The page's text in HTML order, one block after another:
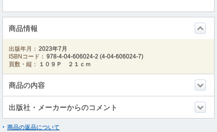
商品情報
出版年月： 2023年7月
ISBNコード： 978-4-04-606024-2 (4-04-606024-7)
頁数・縦：
１０９Ｐ ２１ｃｍ
商品の内容
出版社・メーカーからのコメント
商品の返品について